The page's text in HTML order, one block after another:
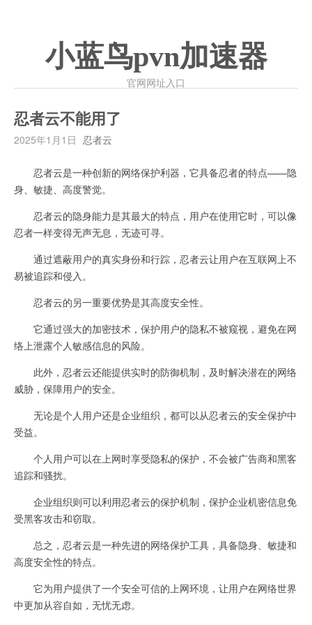
小蓝鸟pvn加速器
官网网址入口
忍者云不能用了
2025年1月1日 忍者云
忍者云是一种创新的网络保护利器，它具备忍者的特点——隐
身、敏捷、高度警觉。
忍者云的隐身能力是其最大的特点，用户在使用它时，可以像
忍者一样变得无声无息，无迹可寻。
通过遮蔽用户的真实身份和行踪，忍者云让用户在互联网上不
易被追踪和侵入。
忍者云的另一重要优势是其高度安全性。
它通过强大的加密技术，保护用户的隐私不被窥视，避免在网
络上泄露个人敏感信息的风险。
此外，忍者云还能提供实时的防御机制，及时解决潜在的网络
威胁，保障用户的安全。
无论是个人用户还是企业组织，都可以从忍者云的安全保护中
受益。
个人用户可以在上网时享受隐私的保护，不会被广告商和黑客
追踪和骚扰。
企业组织则可以利用忍者云的保护机制，保护企业机密信息免
受黑客攻击和窃取。
总之，忍者云是一种先进的网络保护工具，具备隐身、敏捷和
高度安全性的特点。
它为用户提供了一个安全可信的上网环境，让用户在网络世界
中更加从容自如，无忧无虑。